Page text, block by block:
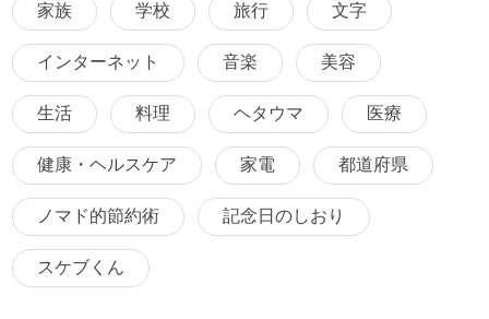
家族 学校 旅行 文字
インターネット 音楽 美容
生活 料理 ヘタウマ 医療
健康・ヘルスケア 家電 都道府県
ノマド的節約術 記念日のしおり
スケブくん